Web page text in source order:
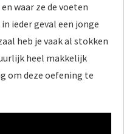
waar ze de voeten
ieder geval een jonge
heb je vaak al stokken
heel makkelijk
om deze oefening te